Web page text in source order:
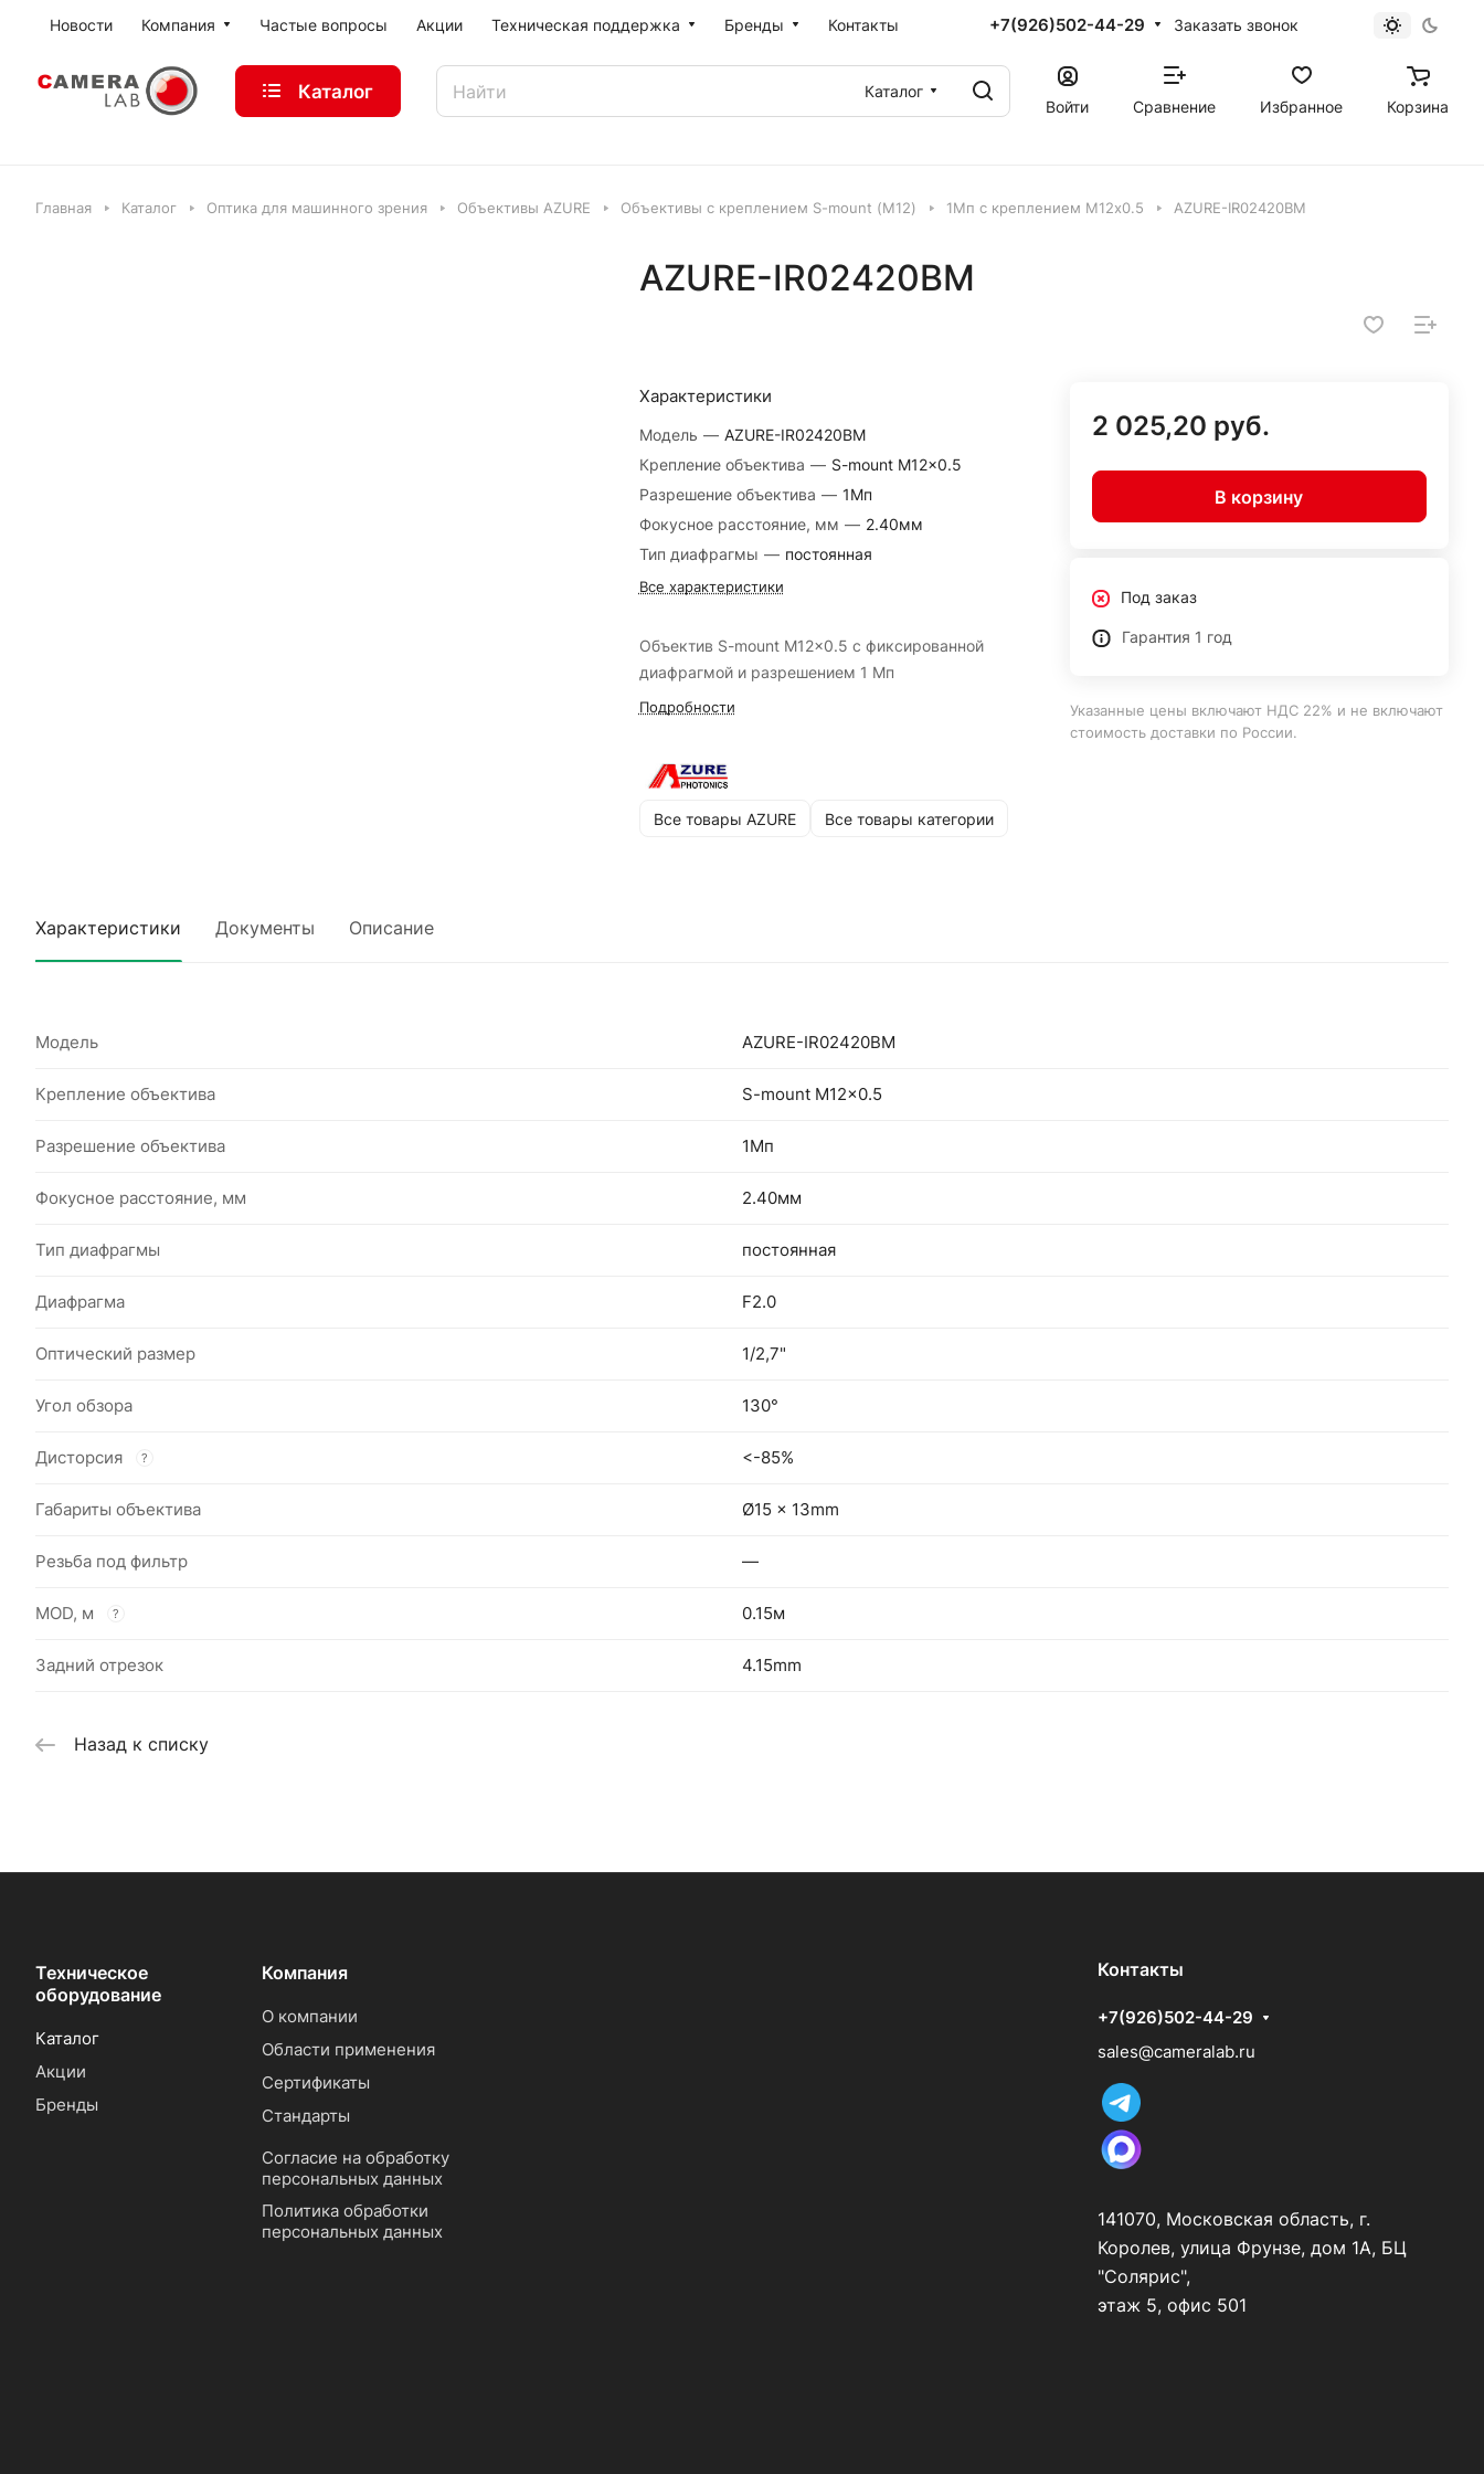
Новости Компания Частые вопросы Акции Техническая поддержка Бренды Контакты +7(926)502-44-29 Заказать звонок
Каталог
Каталог
Войти
Сравнение Избранное Корзина
Главная Каталог Оптика для машинного зрения Объективы AZURE Объективы с креплением S-mount (М12) 1Мп с креплением М12х0.5 AZURE-IR02420BM
AZURE-IR02420BM
Характеристики
Модель — AZURE-IR02420BM
Крепление объектива — S-mount M12x0.5
Разрешение объектива — 1Мп
Фокусное расстояние, мм — 2.40мм
Тип диафрагмы — постоянная
Все характеристики
Объектив S-mount M12x0.5 с фиксированной
диафрагмой и разрешением 1 Мп
Подробности
Все товары AZURE Все товары категории
2 025,20 руб.
В корзину
Под заказ
Гарантия 1 год
Указанные цены включают НДС 22% и не включают
стоимость доставки по России.
Характеристики Документы Описание
Модель AZURE-IR02420BM
Крепление объектива S-mount M12x0.5
Разрешение объектива 1Мп
Фокусное расстояние, мм 2.40мм
Тип диафрагмы постоянная
Диафрагма F2.0
Оптический размер 1/2,7"
Угол обзора 130°
Дисторсия ? <-85%
Габариты объектива Ø15 x 13mm
Резьба под фильтр —
MOD, м ? 0.15м
Задний отрезок 4.15mm
Назад к списку
Техническое
оборудование
Каталог
Акции
Бренды
Компания
О компании
Области применения
Сертификаты
Стандарты
Согласие на обработку
персональных данных
Политика обработки
персональных данных
Контакты
+7(926)502-44-29
sales@cameralab.ru
141070, Московская область, г.
Королев, улица Фрунзе, дом 1А, БЦ
"Солярис",
этаж 5, офис 501